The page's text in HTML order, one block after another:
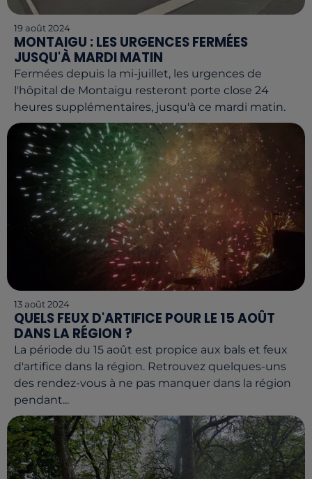
19 août 2024
MONTAIGU : LES URGENCES FERMÉES
JUSQU'À MARDI MATIN
Fermées depuis la mi-juillet, les urgences de
l'hôpital de Montaigu resteront porte close 24
heures supplémentaires, jusqu'à ce mardi matin.
13 août 2024
QUELS FEUX D'ARTIFICE POUR LE 15 AOÛT
DANS LA RÉGION ?
La période du 15 août est propice aux bals et feux
d'artifice dans la région. Retrouvez quelques-uns
des rendez-vous à ne pas manquer dans la région
pendant...